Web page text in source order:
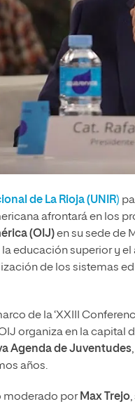
de La Rioja (UNIR)
afrontará en los
(OIJ)en su sede de
educación superior y
de los sistemas
de la ‘XXIII
organiza en la capital
Agenda de Juventudes
años.
moderado porMax Trejo